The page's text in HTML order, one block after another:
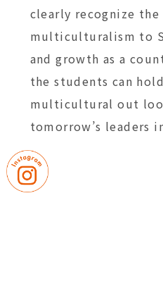
clearly recognize
multiculturalism to
and growth as a
the students can hold
multicultural out
tomorrow’s leaders